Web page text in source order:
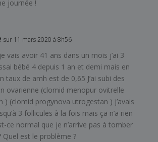
journée !
sur 11 mars 2020 à 8h56
vais avoir 41 ans dans un mois j’ai 3
bébé 4 depuis 1 an et demi mais en
taux de amh est de 0,65 J’ai subi des
ovarienne (clomid menopur ovitrelle
) (clomid progynova utrogestan ) j’avais
3 follicules à la fois mais ça n’a rien
ce normal que je n’arrive pas à tomber
Quel est le problème ?